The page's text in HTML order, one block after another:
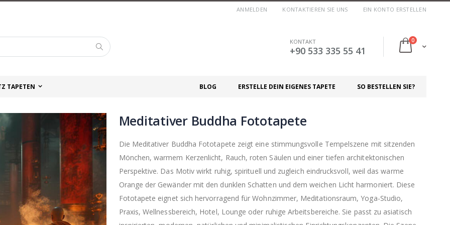
ANMELDEN KONTAKTIEREN SIE UNS EIN KONTO ERSTELLEN
Cart
0Artikel
Suche KONTAKT
+90 533 335 55 41
TAPETEN SO BESTELLEN SIE?
ERSTELLE DEIN EIGENES TAPETE
BLOG
Meditativer Buddha Fototapete
Die Meditativer Buddha Fototapete zeigt eine stimmungsvolle Tempelszene mit sitzenden
Mönchen, warmem Kerzenlicht, Rauch, roten Säulen und einer tiefen architektonischen
Perspektive. Das Motiv wirkt ruhig, spirituell und zugleich eindrucksvoll, weil das warme
Orange der Gewänder mit den dunklen Schatten und dem weichen Licht harmoniert. Diese
Fototapete eignet sich hervorragend für Wohnzimmer, Meditationsraum, Yoga-Studio,
Praxis, Wellnessbereich, Hotel, Lounge oder ruhige Arbeitsbereiche. Sie passt zu asiatisch